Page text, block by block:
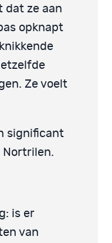
dat ze aan
opknapt
Ze voelt
significant
Nortrilen.
is er
van